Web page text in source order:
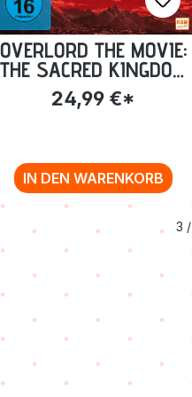
OVERLORD THE MOVIE:
THE SACRED KINGDOM
[DVD]
24,99 €*
IN DEN WARENKORB
3 /